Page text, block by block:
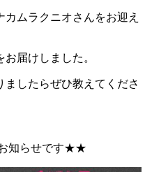
ムラクニオさんをお迎え
届けしました。
ましたらぜひ教えてくださ
知らせです★★